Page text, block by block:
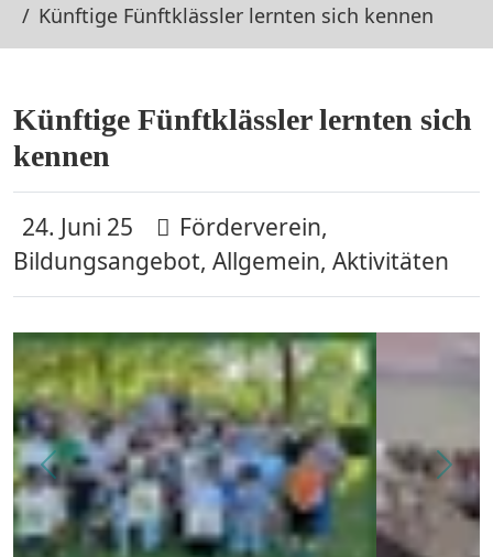
Künftige Fünftklässler lernten sich kennen
Künftige Fünftklässler lernten sich
kennen
24. Juni 25
Förderverein,
Bildungsangebot, Allgemein, Aktivitäten
zurück